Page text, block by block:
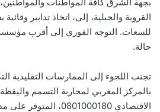
القروية والجبلية، إلى، اتخاذ تدابير
للسعات. التوجه الفوري إلى أقرب
حالة.
تجنب اللجوء إلى الممارسات التقليدية
بالمركز المغربي لمحاربة التسمم واليقظة
الاقتصادي 0801000180، المتوفر على مدار الساعة.